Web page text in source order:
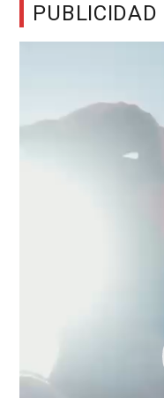
PUBLICIDAD